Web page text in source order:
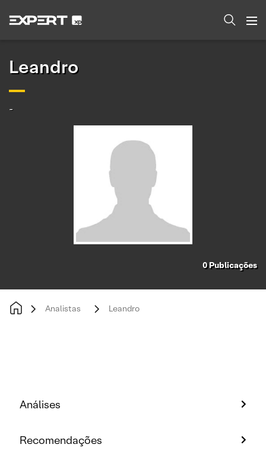
Leandro
-
0Publicações
Analistas Leandro
Análises
Recomendações